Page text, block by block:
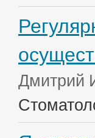
Дмитрий